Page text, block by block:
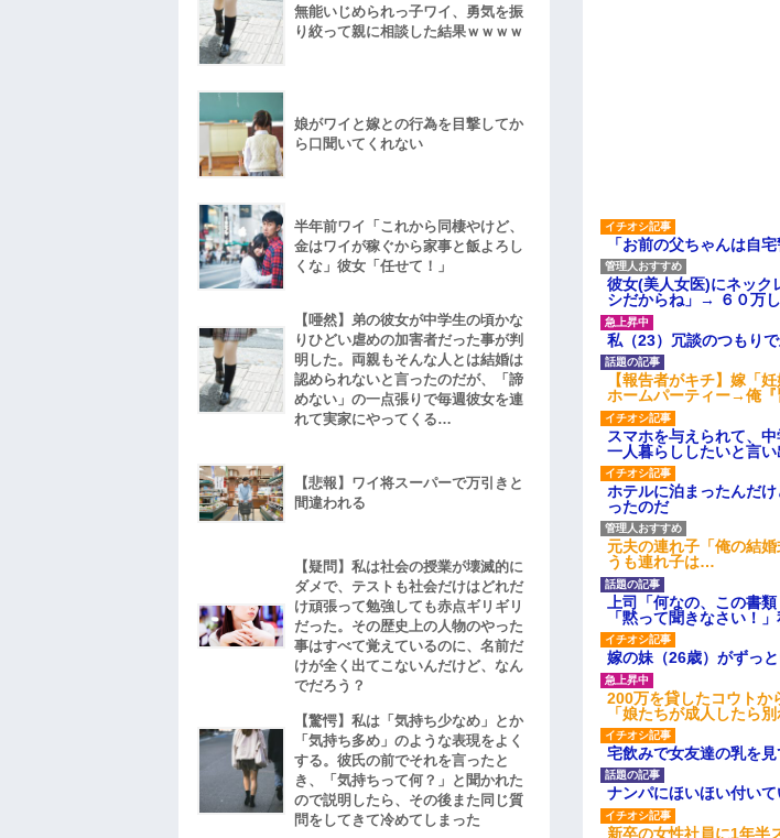
「お前の父ちゃんは自
彼女(美人女医)にネック
シだからね」→ ６０万
私（23）冗談のつもり
【報告者がキチ】嫁「
ホームパーティー→俺
スマホを与えられて、
一人暮らししたいと言い
ホテルに泊まったんだ
ったのだ
元夫の連れ子「俺の結
うも連れ子は…
上司「何なの、この書
「黙って聞きなさい！
嫁の妹（26歳）がずっ
200万を貸したコウトか
「娘たちが成人したら
宅飲みで女友達の乳を見
ナンパにほいほい付い
新卒の女性社員に1年半
無能いじめられっ子ワイ、勇気を振
り絞って親に相談した結果ｗｗｗｗ
娘がワイと嫁との行為を目撃してか
ら口聞いてくれない
半年前ワイ「これから同棲やけど、
金はワイが稼ぐから家事と飯よろし
くな」彼女「任せて！」
【唖然】弟の彼女が中学生の頃かな
りひどい虐めの加害者だった事が判
明した。両親もそんな人とは結婚は
認められないと言ったのだが、「諦
めない」の一点張りで毎週彼女を連
れて実家にやってくる…
【悲報】ワイ将スーパーで万引きと
間違われる
【疑問】私は社会の授業が壊滅的に
ダメで、テストも社会だけはどれだ
け頑張って勉強しても赤点ギリギリ
だった。その歴史上の人物のやった
事はすべて覚えているのに、名前だ
けが全く出てこないんだけど、なん
でだろう？
【驚愕】私は「気持ち少なめ」とか
「気持ち多め」のような表現をよく
する。彼氏の前でそれを言ったと
き、「気持ちって何？」と聞かれた
ので説明したら、その後また同じ質
問をしてきて冷めてしまった